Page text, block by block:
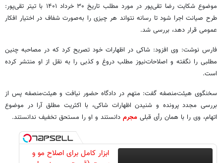
موضوع شکایت رضا تقی‌پور در مورد مطلب تاریخ ۳۰ خرداد ۱۴۰۱ با تیتر تقی‌پور:
طرح صیانت اجرا شود تا رسانه نتواند هر چیزی را به‌صورت شفاف در اختیار افکار
عمومی قرار دهد، بررسی شد.
فارس نوشت: وی افزود: شاکی در اظهارات خود تصریح کرد که در مصاحبه چنین
مطلبی را نگفته و اصلاحات‌نیوز مطلب دروغ و کذبی را به نقل از او منتشر کرده
است.
سخنگوی هیئت‌منصفه گفت: متهم در دادگاه حضور نیافت و هیئت‌منصفه پس از
بررسی مجدد پرونده و شنیدن اظهارات شاکی، با اکثریت مطلق آرا در موضوع
اتهام، وی را با همان رأی قبلی مجرم دانستند و او را مستحق تخفیف ندانستند.
ابزار کامل برای اصلاح مو و